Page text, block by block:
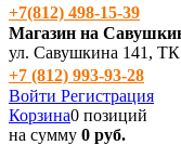
+7(812) 498‑15-39
Магазин на
ул. Савушкина 141,
+7 (812) 993-93-28
Войти Регистрация
Корзина0 позиций
на сумму 0 руб.